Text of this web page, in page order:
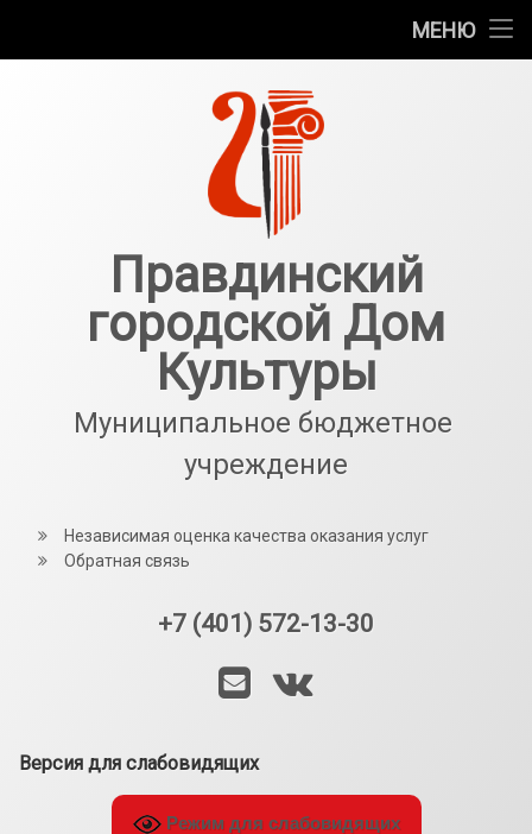
МЕНЮ
Структурные подразделения
Правдинский
городской Дом
Культуры
Муниципальное бюджетное
учреждение
Независимая оценка качества оказания услуг
Обратная связь
+7 (401) 572-13-30
E-mailVK
Версия для слабовидящих
Режим для слабовидящих